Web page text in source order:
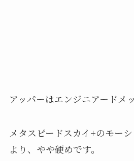
アッパーはエンジニアードメ
メタスピードスカイ+のモー
より、やや硬めです。